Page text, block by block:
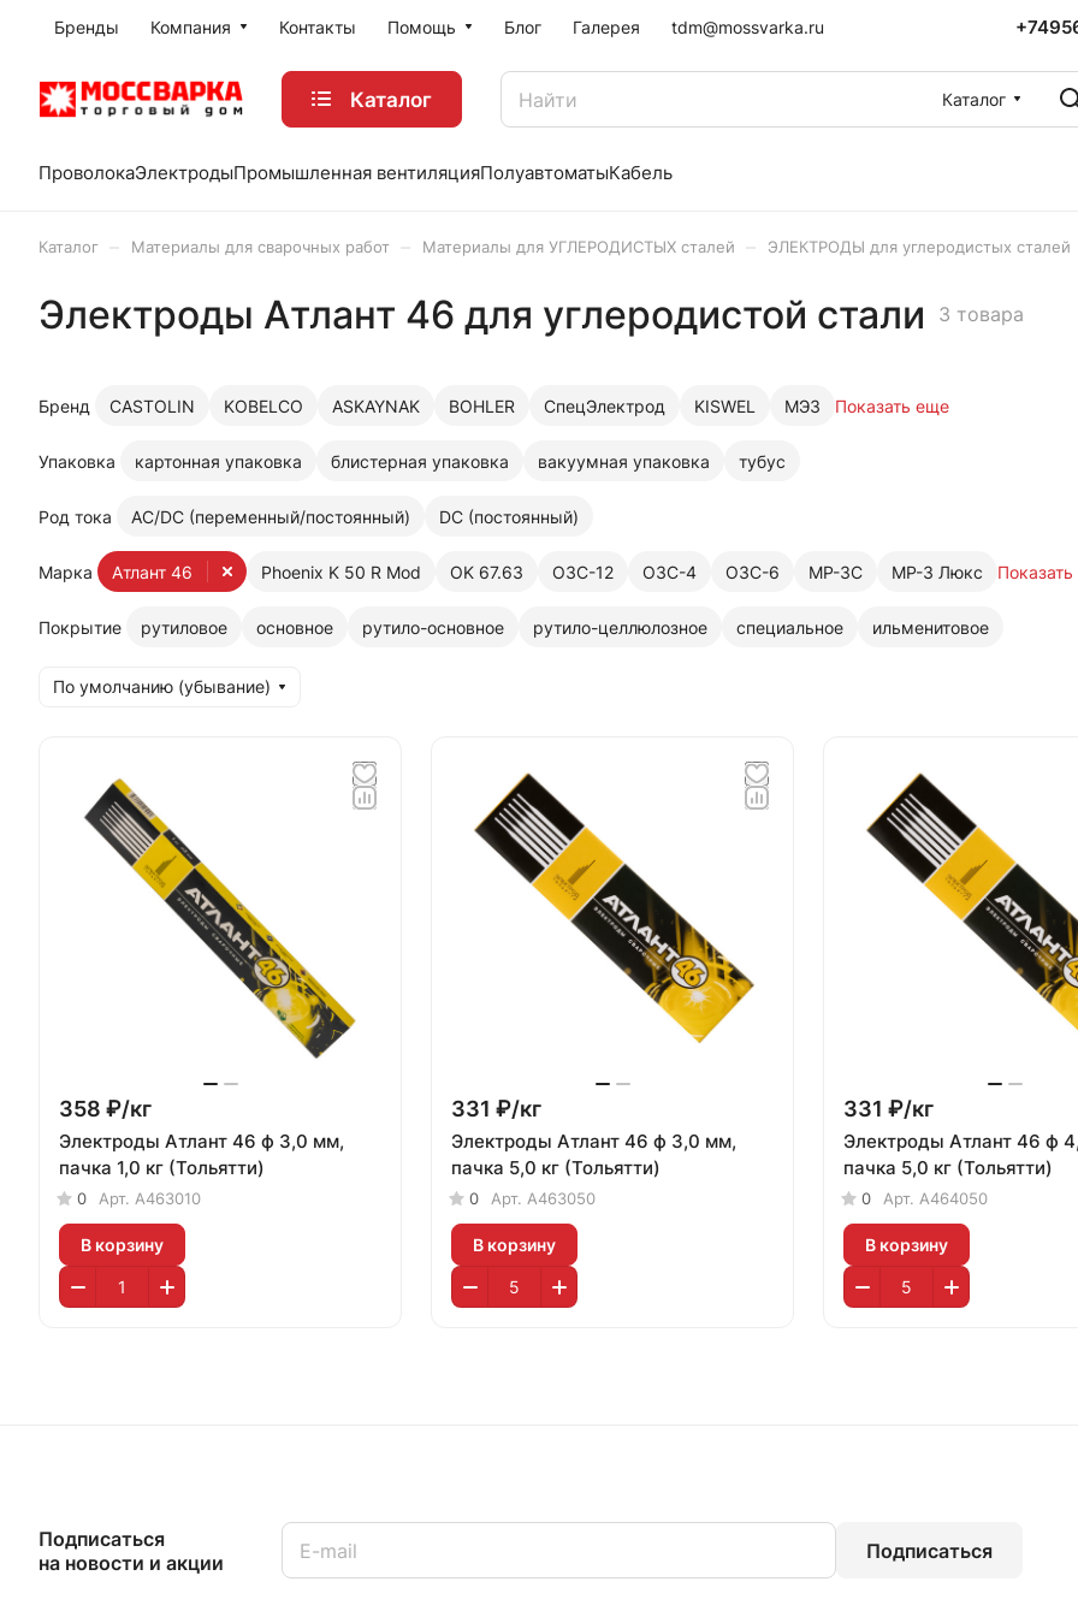
Бренды Компания Контакты Помощь Блог Галерея tdm@mossvarka.ru
Каталог Каталог
ПроволокаЭлектродыПромышленная вентиляцияПолуавтоматыКабель
Каталог Материалы для сварочных работ Материалы для УГЛЕРОДИСТЫХ сталей ЭЛЕКТРОДЫ для углеродистых сталей
Электроды Атлант 46 для углеродистой стали 3 товара
Бренд CASTOLIN KOBELCO ASKAYNAK BOHLER СпецЭлектрод KISWEL МЭЗ Показать еще
Упаковка картонная упаковка блистерная упаковка вакуумная упаковка тубус
Род тока AC/DC (переменный/постоянный) DC (постоянный)
Марка Phoenix K 50 R Mod OK 67.63 ОЗС-12 ОЗС-4 ОЗС-6 МР-3С МР-3 Люкс
Атлант 46
Покрытие рутиловое основное рутило-основное рутило-целлюлозное специальное ильменитовое
По умолчанию (убывание)
358 ₽/кг
Электроды Атлант 46 ф 3,0 мм,
пачка 1,0 кг (Тольятти)
0 Арт. А463010
В корзину
331 ₽/кг
Электроды Атлант 46 ф 3,0 мм,
пачка 5,0 кг (Тольятти)
0 Арт. А463050
В корзину
331 ₽/кг
Электроды Атлант 46 ф
пачка 5,0 кг (Тольятти)
0 Арт. А464050
В корзину
Подписаться
на новости и акции
Подписаться